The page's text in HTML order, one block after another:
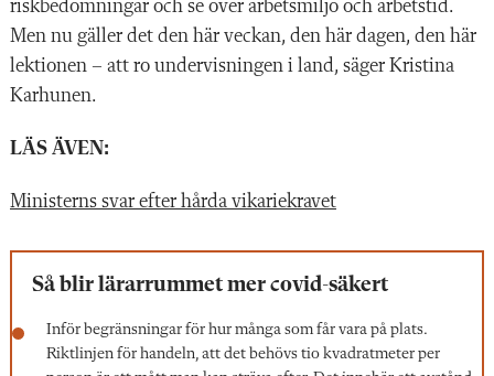
riskbedömningar och se över arbetsmiljö och arbetstid.
Men nu gäller det den här veckan, den här dagen, den här
lektionen – att ro undervisningen i land, säger Kristina
Karhunen.
LÄS ÄVEN:
Ministerns svar efter hårda vikariekravet
Så blir lärarrummet mer covid-säkert
Inför begränsningar för hur många som får vara på plats.
Riktlinjen för handeln, att det behövs tio kvadratmeter per